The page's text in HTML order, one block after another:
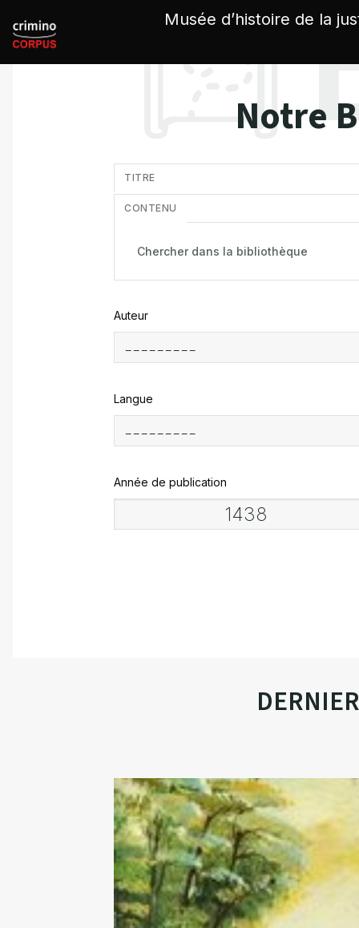
Musée d’histoire de la
Notre
TITRE
CONTENU
Auteur
Langue
Année de publication
Panneau de gestion des cookies